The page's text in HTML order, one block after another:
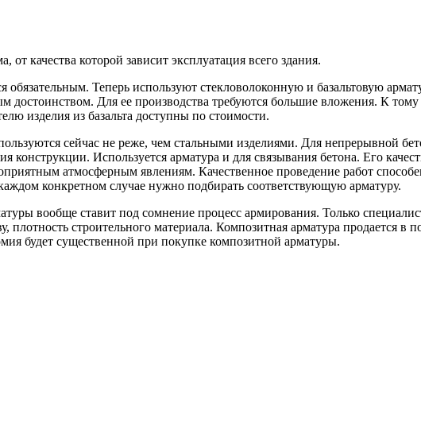
качества которой зависит эксплуатация всего здания.
обязательным. Теперь используют стекловолоконную и базальтовую
Для ее производства требуются большие вложения. К тому
изделия из базальта доступны по стоимости.
сейчас не реже, чем стальными изделиями. Для непрерывной
Используется арматура и для связывания бетона. Его
атмосферным явлениям. Качественное проведение работ
конкретном случае нужно подбирать соответствующую арматуру.
вообще ставит под сомнение процесс армирования. Только
строительного материала. Композитная арматура продается в
будет существенной при покупке композитной арматуры.